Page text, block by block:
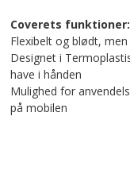
Coverets funktioner:
Flexibelt og blødt,
Designet i
have i hånden
Mulighed for
på mobilen